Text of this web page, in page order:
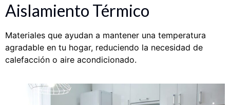
Aislamiento Térmico
Materiales que ayudan a mantener una temperatura
agradable en tu hogar, reduciendo la necesidad de
calefacción o aire acondicionado.